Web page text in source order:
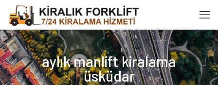
aylık manlift kiralama
üsküdar